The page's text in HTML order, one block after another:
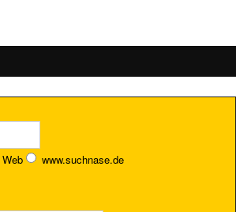
Web www.suchnase.de